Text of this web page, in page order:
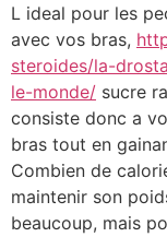
L ideal pour les
avec vos bras,
steroides/la-
le-monde/ sucre
consiste donc a
bras tout en
Combien de
maintenir son
beaucoup, mais